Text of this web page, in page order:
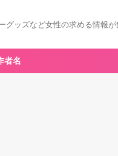
グッズなど女性の求める情報
者名